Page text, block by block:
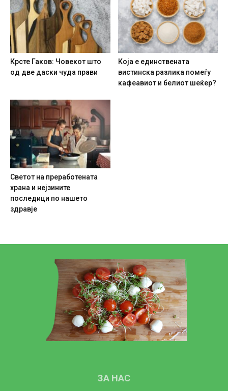
Крсте Гаков: Човекот што
од две даски чуда прави
Која е единствената
вистинска разлика помеѓу
кафеавиот и белиот шеќер?
Светот на преработената
храна и нејзините
последици по нашето
здравје
ЗА НАС